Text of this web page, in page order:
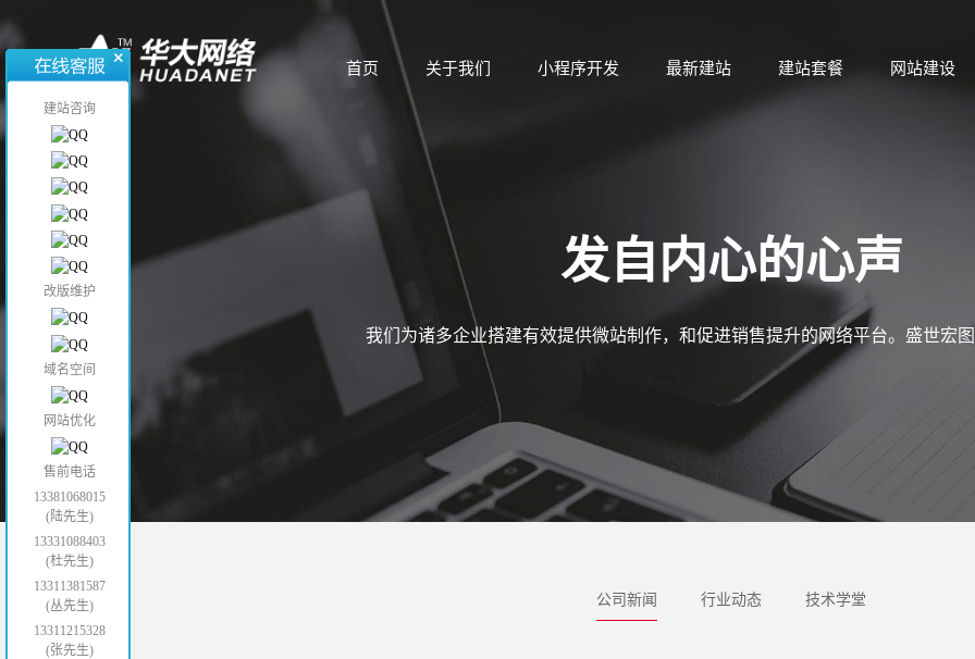
首页 关于我们 小程序开发 最新建站 建站套餐 网站建设
发自内心的心声
我们为诸多企业搭建有效提供微站制作，和促进销售提升的网络平台。盛世宏
公司新闻 行业动态 技术学堂
建站咨询
改版维护
域名空间
网站优化
售前电话
13381068015
(陆先生)
13331088403
(杜先生)
13311381587
(丛先生)
13311215328
(张先生)